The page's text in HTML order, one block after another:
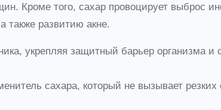
Кроме того, сахар провоцирует выброс
также развитию акне.
укрепляя защитный барьер организма и
сахара, который не вызывает